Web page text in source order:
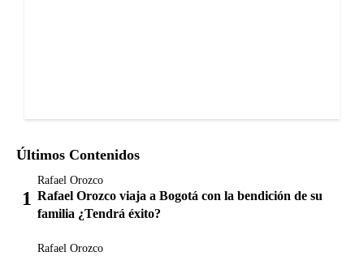
Últimos Contenidos
Rafael Orozco
Rafael Orozco viaja a Bogotá con la bendición de su
familia ¿Tendrá éxito?
Rafael Orozco